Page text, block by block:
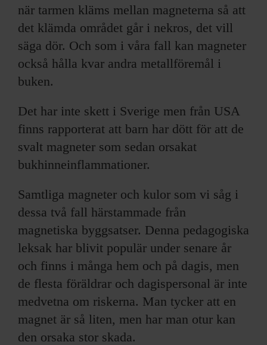
när tarmen kläms mellan magneterna så att
det klämda området går i nekros, det vill
säga dör. Och som i våra fall kan magneter
också hålla kvar andra metallföremål i
buken.
Det har inte skett i Sverige men från USA
finns rapporterat att barn har dött för att de
svalt magneter som sedan orsakat
bukhinneinflammationer.
Samtliga magneter och kulor som vi såg i
dessa två fall härstammade från
magnetiska byggsatser. Denna pedagogiska
leksak har blivit populär under senare år
och finns i många hem och på dagis, men
de flesta föräldrar och dagispersonal är inte
medvetna om riskerna. Man tycker att en
magnet är så liten, men har man otur kan
den orsaka stor skada.